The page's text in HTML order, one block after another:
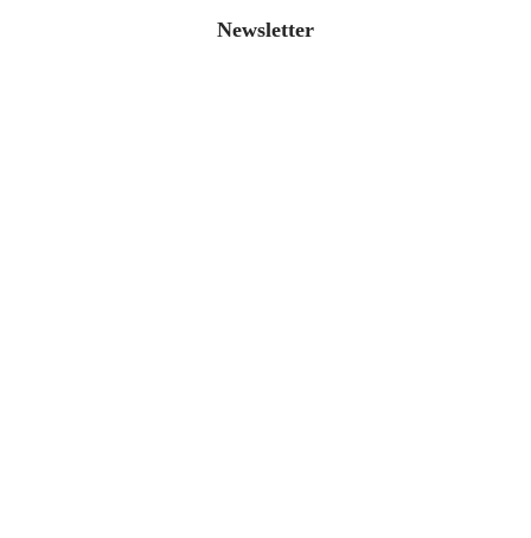
Newsletter